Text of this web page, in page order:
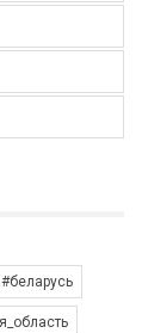
#беларусь